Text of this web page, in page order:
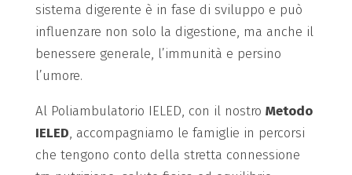
sistema digerente è in fase di sviluppo e può
influenzare non solo la digestione, ma anche il
benessere generale, l’immunità e persino
l’umore.
Al Poliambulatorio IELED, con il nostro Metodo
IELED, accompagniamo le famiglie in percorsi
che tengono conto della stretta connessione